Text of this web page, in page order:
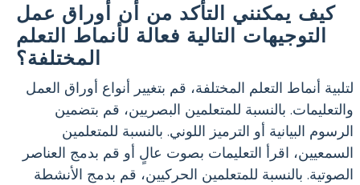
كيف يمكنني التأكد من أن أوراق عمل
التوجيهات التالية فعالة لأنماط التعلم
المختلفة؟
لتلبية أنماط التعلم المختلفة، قم بتغيير أنواع أوراق العمل
والتعليمات. بالنسبة للمتعلمين البصريين، قم بتضمين
الرسوم البيانية أو الترميز اللوني. بالنسبة للمتعلمين
السمعيين، اقرأ التعليمات بصوت عالٍ أو قم بدمج العناصر
الصوتية. بالنسبة للمتعلمين الحركيين، قم بدمج الأنشطة